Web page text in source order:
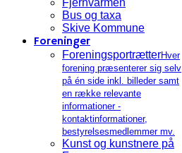
Fjernvarmen
Bus og taxa
Skive Kommune
Foreninger
ForeningsportrætterHver
forening præsenterer sig selv
på én side inkl. billeder samt
en række relevante
informationer -
kontaktinformationer,
bestyrelsesmedlemmer mv.
Kunst og kunstnere på